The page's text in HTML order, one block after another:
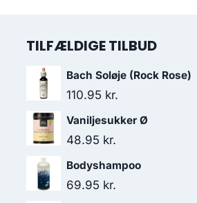
TILFÆLDIGE TILBUD
Bach Soløje (Rock Rose)
110.95 kr.
Vaniljesukker Ø
48.95 kr.
Bodyshampoo
69.95 kr.